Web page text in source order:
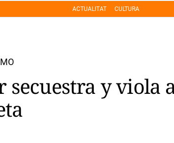
ACTUALITAT CULTURA
secuestra y viola